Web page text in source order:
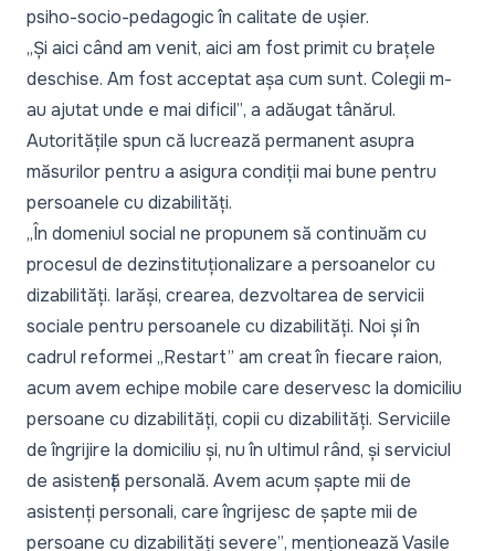
psiho-socio-pedagogic în calitate de ușier.
„Și aici când am venit, aici am fost primit cu brațele
deschise. Am fost acceptat așa cum sunt. Colegii m-
au ajutat unde e mai dificil”, a adăugat tânărul.
Autoritățile spun că lucrează permanent asupra
măsurilor pentru a asigura condiții mai bune pentru
persoanele cu dizabilități.
„În domeniul social ne propunem să continuăm cu
procesul de dezinstituționalizare a persoanelor cu
dizabilități. Iarăși, crearea, dezvoltarea de servicii
sociale pentru persoanele cu dizabilități. Noi și în
cadrul reformei „Restart” am creat în fiecare raion,
acum avem echipe mobile care deservesc la domiciliu
persoane cu dizabilități, copii cu dizabilități. Serviciile
de îngrijire la domiciliu și, nu în ultimul rând, și serviciul
de asistență personală. Avem acum șapte mii de
asistenți personali, care îngrijesc de șapte mii de
persoane cu dizabilități severe”, menționează Vasile